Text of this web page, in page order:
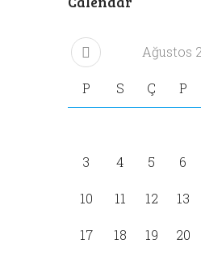
Ağustos
P S Ç P
3 4 5 6
10 11 12 13
17 18 19 20